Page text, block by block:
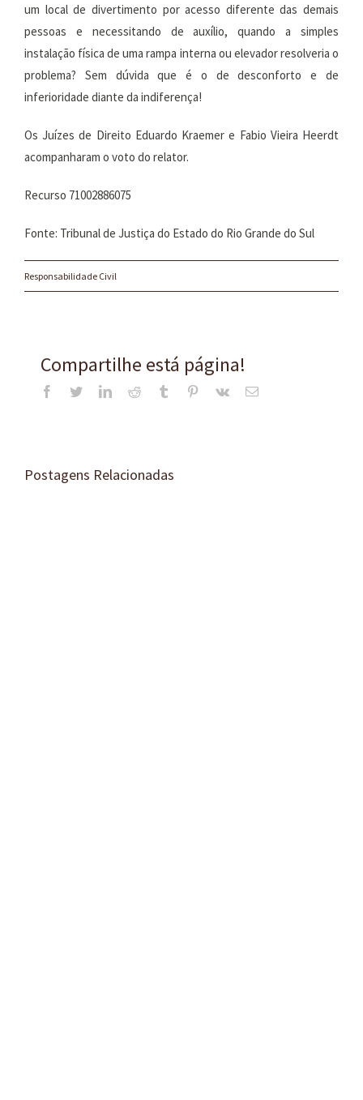
um local de divertimento por acesso diferente das demais
pessoas e necessitando de auxílio, quando a simples
instalação física de uma rampa interna ou elevador resolveria o
problema? Sem dúvida que é o de desconforto e de
inferioridade diante da indiferença!
Os Juízes de Direito Eduardo Kraemer e Fabio Vieira Heerdt
acompanharam o voto do relator.
Recurso 71002886075
Fonte: Tribunal de Justiça do Estado do Rio Grande do Sul
Responsabilidade Civil
Compartilhe está página!
Facebook
TwitterLinkedInReddit Tumblr Pinterest
Vk
E-
Postagens Relacionadas